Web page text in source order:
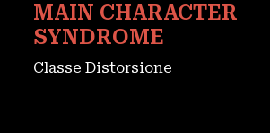
MAIN CHARACTER
SYNDROME
Classe Distorsione